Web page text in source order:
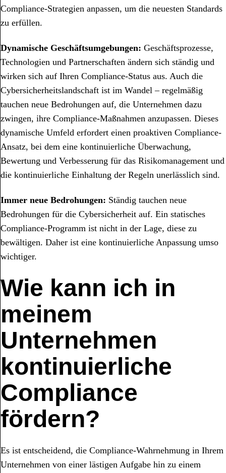
Compliance-Strategien anpassen, um die neuesten Standards
zu erfüllen.
Dynamische Geschäftsumgebungen: Geschäftsprozesse,
Technologien und Partnerschaften ändern sich ständig und
wirken sich auf Ihren Compliance-Status aus. Auch die
Cybersicherheitslandschaft ist im Wandel – regelmäßig
tauchen neue Bedrohungen auf, die Unternehmen dazu
zwingen, ihre Compliance-Maßnahmen anzupassen. Dieses
dynamische Umfeld erfordert einen proaktiven Compliance-
Ansatz, bei dem eine kontinuierliche Überwachung,
Bewertung und Verbesserung für das Risikomanagement und
die kontinuierliche Einhaltung der Regeln unerlässlich sind.
Immer neue Bedrohungen: Ständig tauchen neue
Bedrohungen für die Cybersicherheit auf. Ein statisches
Compliance-Programm ist nicht in der Lage, diese zu
bewältigen. Daher ist eine kontinuierliche Anpassung umso
wichtiger.
Wie kann ich in
meinem
Unternehmen
kontinuierliche
Compliance
fördern?
Es ist entscheidend, die Compliance-Wahrnehmung in Ihrem
Unternehmen von einer lästigen Aufgabe hin zu einem